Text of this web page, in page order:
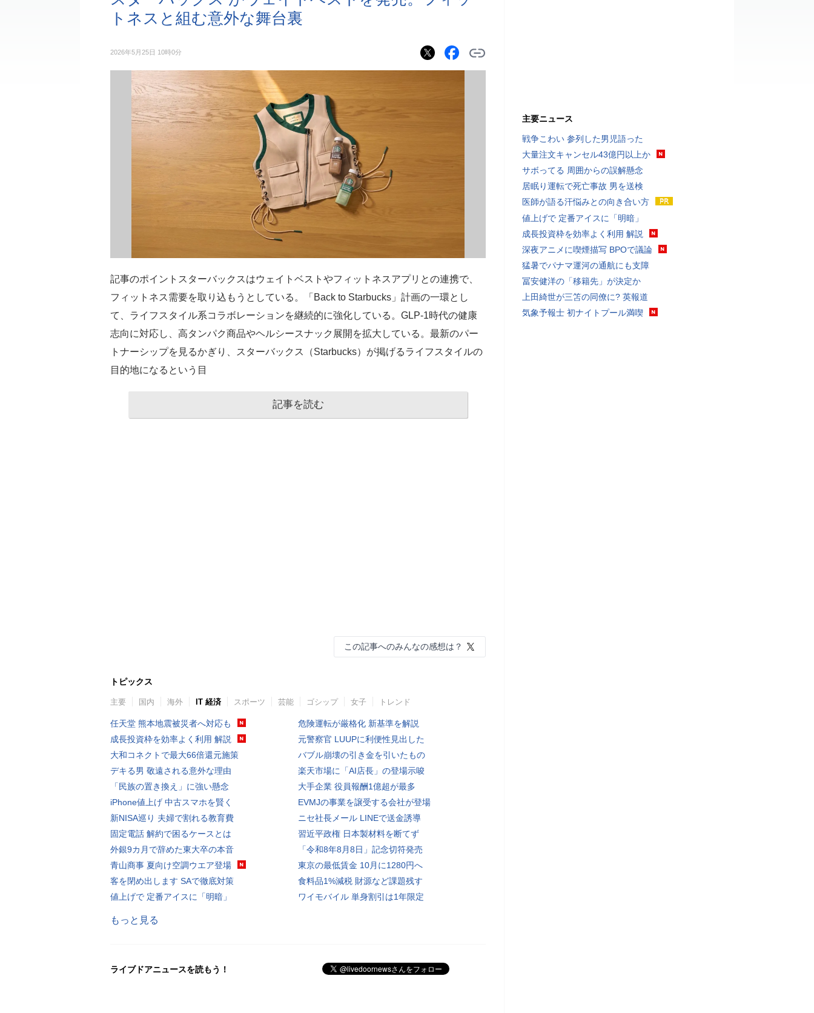
トネスと組む意外な舞台裏
2026年5月25日 10時0分
記事のポイントスターバックスはウェイトベストやフィットネスアプリとの連携で、
フィットネス需要を取り込もうとしている。「Back to Starbucks」計画の一環とし
て、ライフスタイル系コラボレーションを継続的に強化している。GLP-1時代の健康
志向に対応し、高タンパク商品やヘルシースナック展開を拡大している。最新のパー
トナーシップを見るかぎり、スターバックス（Starbucks）が掲げるライフスタイルの
目的地になるという目
記事を読む
この記事へのみんなの感想は？
トピックス
主要 国内 海外 IT 経済 スポーツ 芸能 ゴシップ 女子 トレンド
任天堂 熊本地震被災者へ対応も
成長投資枠を効率よく利用 解説
大和コネクトで最大66倍還元施策
デキる男 敬遠される意外な理由
「民族の置き換え」に強い懸念
iPhone値上げ 中古スマホを賢く
新NISA巡り 夫婦で割れる教育費
固定電話 解約で困るケースとは
外銀9カ月で辞めた東大卒の本音
青山商事 夏向け空調ウエア登場
客を閉め出します SAで徹底対策
値上げで 定番アイスに「明暗」
危険運転が厳格化 新基準を解説
元警察官 LUUPに利便性見出した
バブル崩壊の引き金を引いたもの
楽天市場に「AI店長」の登場示唆
大手企業 役員報酬1億超が最多
EVMJの事業を譲受する会社が登場
ニセ社長メール LINEで送金誘導
習近平政権 日本製材料を断てず
「令和8年8月8日」記念切符発売
東京の最低賃金 10月に1280円へ
食料品1%減税 財源など課題残す
ワイモバイル 単身割引は1年限定
もっと見る
ライブドアニュースを読もう！
主要ニュース
戦争こわい 参列した男児語った
大量注文キャンセル43億円以上か
サボってる 周囲からの誤解懸念
居眠り運転で死亡事故 男を送検
医師が語る汗悩みとの向き合い方
値上げで 定番アイスに「明暗」
成長投資枠を効率よく利用 解説
深夜アニメに喫煙描写 BPOで議論
猛暑でパナマ運河の通航にも支障
冨安健洋の「移籍先」が決定か
上田綺世が三笘の同僚に? 英報道
気象予報士 初ナイトプール満喫